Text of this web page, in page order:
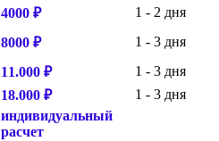
4000 ₽
1 - 2 дня
8000 ₽
1 - 3 дня
11.000 ₽
1 - 3 дня
18.000 ₽
1 - 3 дня
индивидуальный
расчет